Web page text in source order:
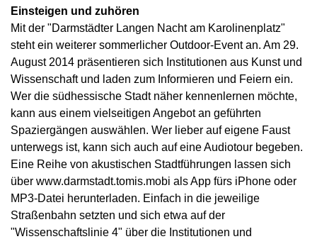
Einsteigen und zuhören
Mit der "Darmstädter Langen Nacht am Karolinenplatz"
steht ein weiterer sommerlicher Outdoor-Event an. Am 29.
August 2014 präsentieren sich Institutionen aus Kunst und
Wissenschaft und laden zum Informieren und Feiern ein.
Wer die südhessische Stadt näher kennenlernen möchte,
kann aus einem vielseitigen Angebot an geführten
Spaziergängen auswählen. Wer lieber auf eigene Faust
unterwegs ist, kann sich auch auf eine Audiotour begeben.
Eine Reihe von akustischen Stadtführungen lassen sich
über www.darmstadt.tomis.mobi als App fürs iPhone oder
MP3-Datei herunterladen. Einfach in die jeweilige
Straßenbahn setzten und sich etwa auf der
"Wissenschaftslinie 4" über die Institutionen und